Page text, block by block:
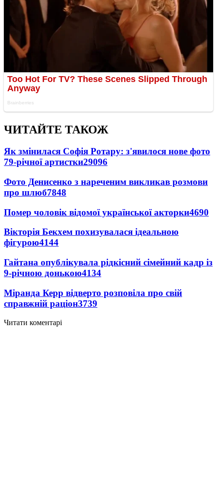
ЧИТАЙТЕ ТАКОЖ
Як змінилася Софія Ротару: з'явилося нове фото
79-річної артистки29096
Фото Денисенко з нареченим викликав розмови
про шлюб7848
Помер чоловік відомої української акторки4690
Вікторія Бекхем похизувалася ідеальною
фігурою4144
Гайтана опублікувала рідкісний сімейний кадр із
9-річною донькою4134
Міранда Керр відверто розповіла про свій
справжній раціон3739
Читати коментарі